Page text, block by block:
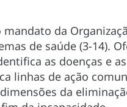
da
de saúde (3-14).
as doenças e
linhas de ação
da